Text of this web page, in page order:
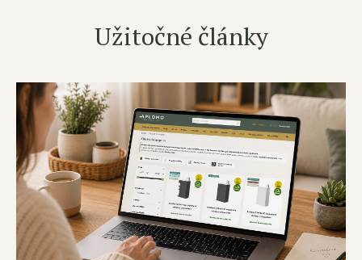
Užitočné články